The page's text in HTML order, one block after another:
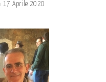
17 Aprile 2020